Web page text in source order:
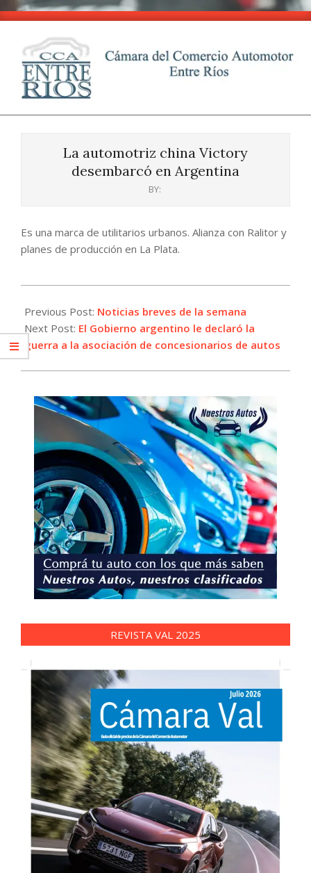
Skip
content
CCA
La automotriz china Victory
desembarcó en Argentina
BY:
Es una marca de utilitarios urbanos. Alianza con Ralitor y
planes de producción en La Plata.
05-
27
Previous Post: Noticias breves de la semana
Next Post: El Gobierno argentino le declaró la
guerra a la asociación de concesionarios de autos
REVISTA VAL 2025